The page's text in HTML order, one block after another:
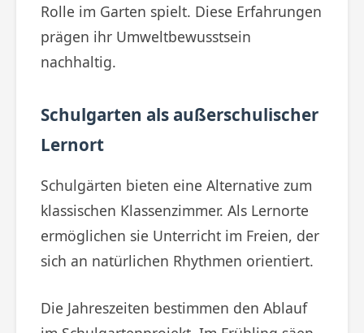
Rolle im Garten spielt. Diese Erfahrungen
prägen ihr Umweltbewusstsein
nachhaltig.
Schulgarten als außerschulischer
Lernort
Schulgärten bieten eine Alternative zum
klassischen Klassenzimmer. Als Lernorte
ermöglichen sie Unterricht im Freien, der
sich an natürlichen Rhythmen orientiert.
Die Jahreszeiten bestimmen den Ablauf